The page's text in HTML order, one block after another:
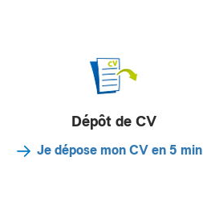
Dépôt de CV
Je dépose mon CV en 5 min